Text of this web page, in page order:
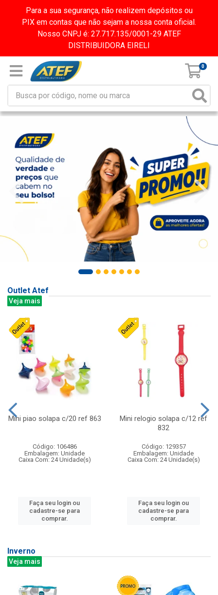
Para a sua segurança, não realizem depósitos ou
PIX em contas que não sejam a nossa conta oficial.
Nosso CNPJ é: 27.717.135/0001-29 ATEF
DISTRIBUIDORA EIRELI
0
Outlet Atef
Veja mais
Mini piao solapa c/20 ref 863
Código: 106486
Embalagem: Unidade
Caixa Com: 24 Unidade(s)
Faça seu login ou
cadastre-se para
comprar.
Mini relogio solapa c/12 ref
832
Código: 129357
Embalagem: Unidade
Caixa Com: 24 Unidade(s)
Faça seu login ou
cadastre-se para
comprar.
Inverno
Veja mais